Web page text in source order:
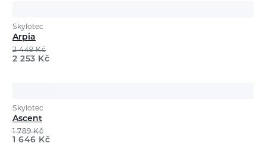
Skylotec
Arpia
2 449Kč
2 253 Kč
Skylotec
Ascent
1 789Kč
1 646 Kč